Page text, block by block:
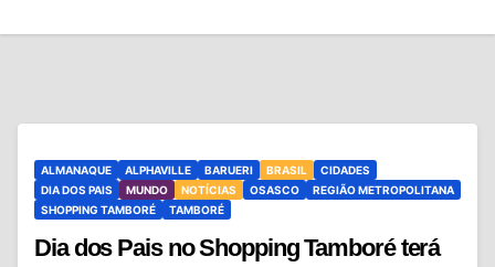
ALMANAQUE ALPHAVILLE BARUERI BRASIL
CIDADES
DIA DOS PAIS
MUNDO NOTÍCIAS OSASCO
REGIÃO METROPOLITANA
SHOPPING TAMBORÉ
TAMBORÉ
Dia dos Pais no Shopping Tamboré terá